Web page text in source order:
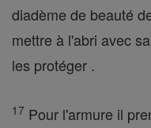
diadème de beauté
mettre à l'abri avec
les protéger .
17 Pour l'armure il